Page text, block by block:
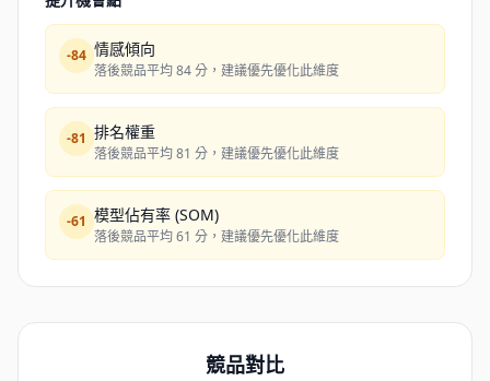
-84 情感傾向
落後競品平均 84 分，建議優先優化此維度
-81 排名權重
落後競品平均 81 分，建議優先優化此維度
-61 模型佔有率 (SOM)
落後競品平均 61 分，建議優先優化此維度
競品對比